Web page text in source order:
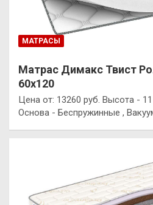
МАТРАСЫ
Матрас Димакс Твист
60х120
Цена от: 13260 руб. Высота -
Основа - Беспружинные ,